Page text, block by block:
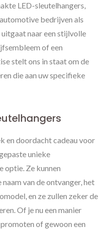
LED-sleutelhangers,
bedrijven als
naar een stijlvolle
of een
stelt ons in staat om de
die aan uw specifieke
en doordacht cadeau voor
unieke
optie. Ze kunnen
van de ontvanger, het
en ze zullen zeker de
Of je nu een manier
of gewoon een